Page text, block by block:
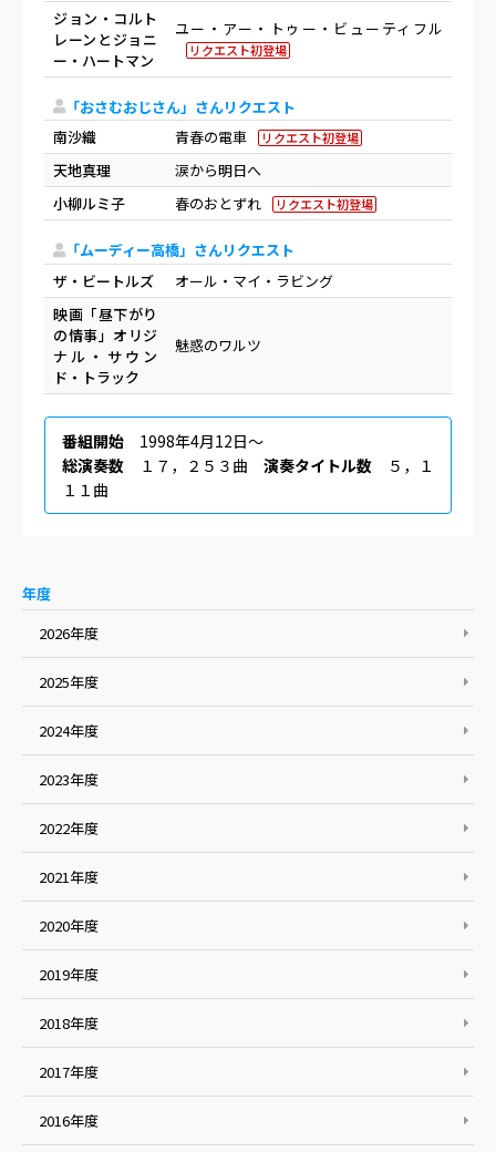
ジョン・コルト
レーンとジョニ
ー・ハートマン
ユー・アー・トゥー・ビューティフル
リクエスト初登場
「おさむおじさん」さんリクエスト
南沙織
青春の電車 リクエスト初登場
天地真理
涙から明日へ
小柳ルミ子
春のおとずれ リクエスト初登場
「ムーディー高橋」さんリクエスト
ザ・ビートルズ
オール・マイ・ラビング
映画「昼下がり
の情事」オリジ
ナル・サウン
ド・トラック
魅惑のワルツ
番組開始 1998年4月12日〜
総演奏数 １７，２５３曲 演奏タイトル数 ５，１
１１曲
年度
2026年度
2025年度
2024年度
2023年度
2022年度
2021年度
2020年度
2019年度
2018年度
2017年度
2016年度